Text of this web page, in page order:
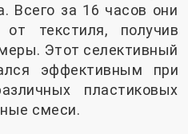
Всего за 16 часов они
текстиля, получив
Этот селективный
эффективным при
пластиковых
смеси.